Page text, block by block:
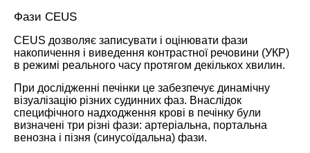
Фази CEUS
CEUS дозволяє записувати і оцінювати фази
накопичення і виведення контрастної речовини (УКР)
в режимі реального часу протягом декількох хвилин.
При дослідженні печінки це забезпечує динамічну
візуалізацію різних судинних фаз. Внаслідок
специфічного надходження крові в печінку були
визначені три різні фази: артеріальна, портальна
венозна і пізня (синусоїдальна) фази.